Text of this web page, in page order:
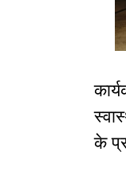
के